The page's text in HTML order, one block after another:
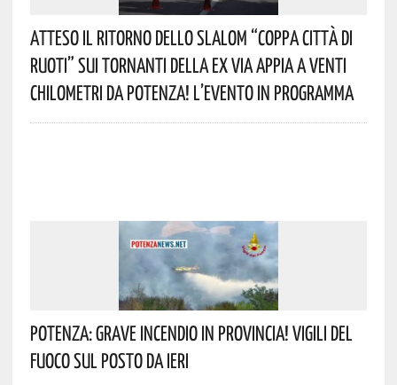
Atteso Il Ritorno Dello Slalom “Coppa Città Di
Ruoti” Sui Tornanti Della Ex Via Appia A Venti
Chilometri Da Potenza! L’evento In Programma
Potenza: Grave Incendio In Provincia! Vigili Del
Fuoco Sul Posto Da Ieri